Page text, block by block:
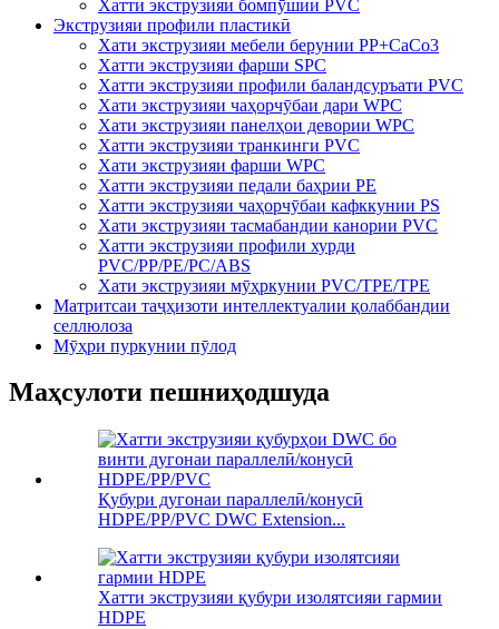
Хатти экструзияи бомпӯшии PVC
Экструзияи профили пластикӣ
Хати экструзияи мебели берунии PP+CaCo3
Хатти экструзияи фарши SPC
Хатти экструзияи профили баландсуръати PVC
Хати экструзияи чаҳорчӯбаи дари WPC
Хати экструзияи панелҳои девории WPC
Хатти экструзияи транкинги PVC
Хати экструзияи фарши WPC
Хатти экструзияи педали баҳрии PE
Хатти экструзияи чаҳорчӯбаи кафккунии PS
Хати экструзияи тасмабандии канории PVC
Хатти экструзияи профили хурди
PVC/PP/PE/PC/ABS
Хати экструзияи мӯҳркунии PVC/TPE/TPE
Матритсаи таҷҳизоти интеллектуалии қолаббандии
селлюлоза
Мӯҳри пуркунии пӯлод
Маҳсулоти пешниҳодшуда
Қубури дугонаи параллелӣ/конусӣ
HDPE/PP/PVC DWC Extension...
Хатти экструзияи қубури изолятсияи гармии
HDPE